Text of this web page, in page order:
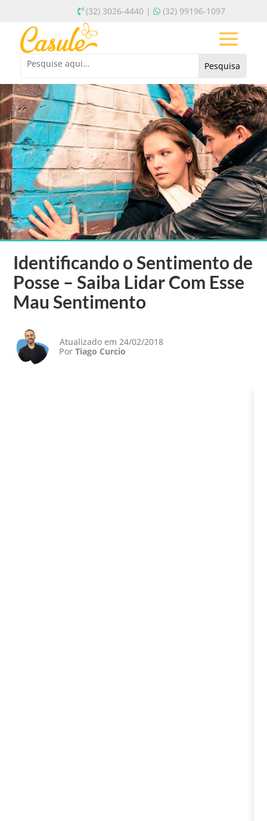
(32) 3026-4440 | (32) 99196-1097
Identificando o Sentimento de
Posse – Saiba Lidar Com Esse
Mau Sentimento
Atualizado em 24/02/2018
PorTiago Curcio